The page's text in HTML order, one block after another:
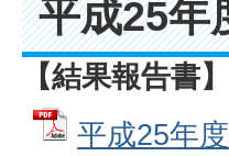
平成25年
【結果報告書】
平成25年